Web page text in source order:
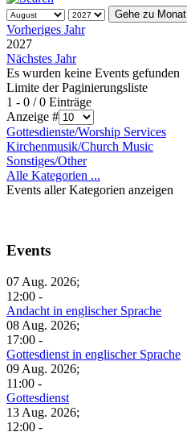
Gehe zu Monat
Vorheriges Jahr
2027
Nächstes Jahr
Es wurden keine Events gefunden
Limite der Paginierungsliste
1 - 0 / 0 Einträge
Anzeige #
Gottesdienste/Worship Services
Kirchenmusik/Church Music
Sonstiges/Other
Alle Kategorien ...
Events aller Kategorien anzeigen
Events
07 Aug. 2026;
12:00 -
Andacht in englischer Sprache
08 Aug. 2026;
17:00 -
Gottesdienst in englischer Sprache
09 Aug. 2026;
11:00 -
Gottesdienst
13 Aug. 2026;
12:00 -